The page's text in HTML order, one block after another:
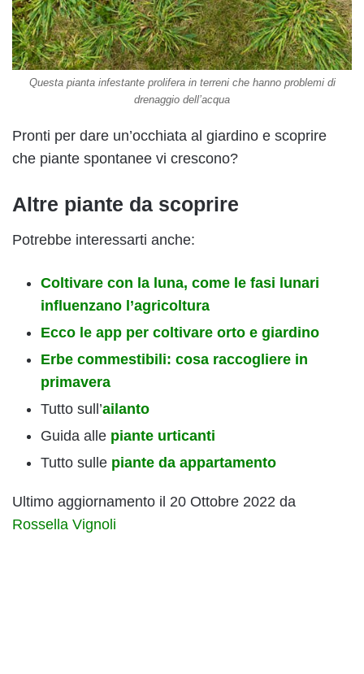
Questa pianta infestante prolifera in terreni che hanno problemi di
drenaggio dell’acqua
Pronti per dare un’occhiata al giardino e scoprire
che piante spontanee vi crescono?
Altre piante da scoprire
Potrebbe interessarti anche:
Coltivare con la luna, come le fasi lunari
influenzano l’agricoltura
Ecco le app per coltivare orto e giardino
Erbe commestibili: cosa raccogliere in
primavera
Tutto sull’ailanto
Guida alle piante urticanti
Tutto sulle piante da appartamento
Ultimo aggiornamento il 20 Ottobre 2022 da
Rossella Vignoli